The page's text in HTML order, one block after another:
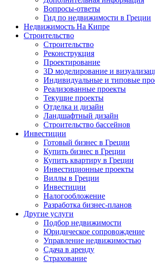
Вопросы-ответы
Гид по недвижимости в Греции
Недвижимость На Кипре
Строительство
Строительство
Реконструкция
Проектирование
3D моделирование и
Индивидуальные и типовые
Реализованные проекты
Текущие проекты
Отделка и дизайн
Ландшафтный дизайн
Строительство бассейнов
Инвестиции
Готовый бизнес в Греции
Купить бизнес в Греции
Купить квартиру в Греции
Инвестиционные проекты
Виллы в Греции
Инвестиции
Налогообложение
Разработка бизнес-планов
Другие услуги
Подбор недвижимости
Юридическое сопровождение
Управление недвижимостью
Сдача в аренду
Страхование